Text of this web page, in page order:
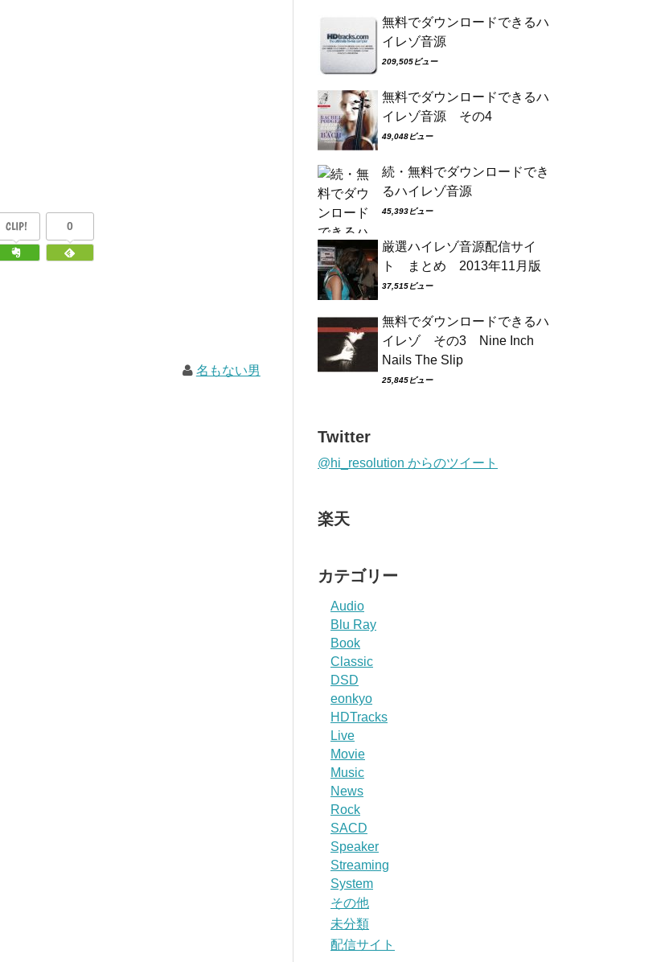
CLIP! 0
名もない男
無料でダウンロードできるハ
イレゾ音源
209,505ビュー
無料でダウンロードできるハ
イレゾ音源 その4
49,048ビュー
続・無料でダウンロードでき
るハイレゾ音源
45,393ビュー
厳選ハイレゾ音源配信サイ
ト まとめ 2013年11月版
37,515ビュー
無料でダウンロードできるハ
イレゾ その3 Nine Inch
Nails The Slip
25,845ビュー
Twitter
@hi_resolution からのツイート
楽天
カテゴリー
Audio
Blu Ray
Book
Classic
DSD
eonkyo
HDTracks
Live
Movie
Music
News
Rock
SACD
Speaker
Streaming
System
その他
未分類
配信サイト